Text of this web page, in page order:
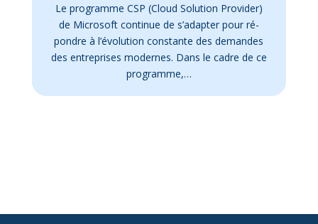
Le pro­gramme CSP (Cloud So­lu­tion Pro­vi­der)
de Mi­cro­soft conti­nue de s’a­dap­ter pour ré­
pondre à l’é­vo­lu­tion constante des de­mandes
des en­tre­prises mo­dernes. Dans le cadre de ce
pro­gramme,…